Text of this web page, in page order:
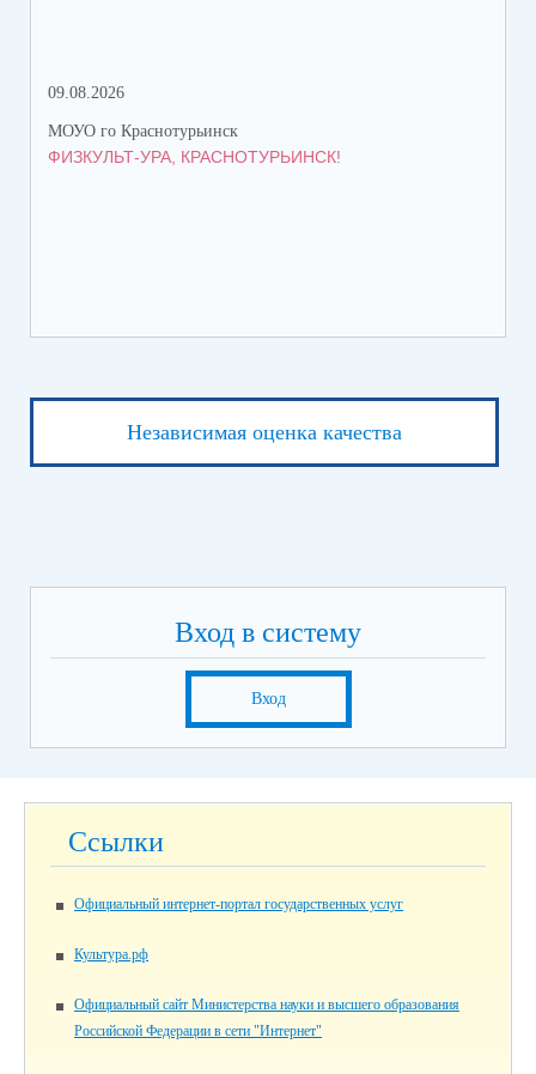
09.08.2026
МОУО го Краснотурьинск
ФИЗКУЛЬТ-УРА, КРАСНОТУРЬИНСК!
Независимая оценка качества
Вход в систему
Вход
Ссылки
Официальный интернет-портал государственных услуг
Культура.рф
Официальный сайт Министерства науки и высшего образования
Российской Федерации в сети "Интернет"